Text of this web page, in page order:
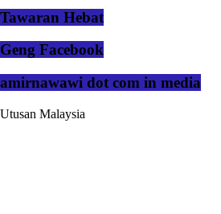
Tawaran Hebat
Geng Facebook
amirnawawi dot com in media
Utusan Malaysia